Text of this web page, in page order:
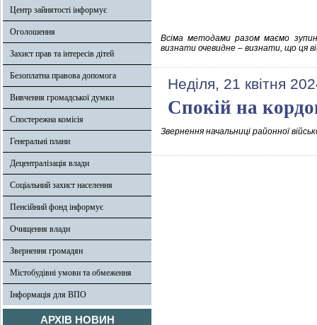
Центр зайнятості інформує
Оголошення
Захист прав та інтересів дітей
Безоплатна правова допомога
Вивчення громадської думки
Спостережна комісія
Генеральні плани
Децентралізація влади
Соціальний захист населення
Пенсійний фонд інформує
Очищення влади
Звернення громадян
Містобудівні умови та обмеження
Інформація для ВПО
АРХІВ НОВИН
Всіма методами разом маємо
визнати очевидне – визнати, що ця
Неділя, 21 квітня
Спокій на
Звернення начальниці районної